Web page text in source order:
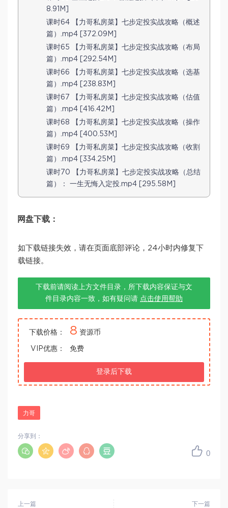
8.91M]
课时64 【力哥私房菜】七步定投实战攻略（概述
篇）.mp4 [372.09M]
课时65 【力哥私房菜】七步定投实战攻略（布局
篇）.mp4 [292.54M]
课时66 【力哥私房菜】七步定投实战攻略（选基
篇）.mp4 [238.83M]
课时67 【力哥私房菜】七步定投实战攻略（估值
篇）.mp4 [416.42M]
课时68 【力哥私房菜】七步定投实战攻略（操作
篇）.mp4 [400.53M]
课时69 【力哥私房菜】七步定投实战攻略（收割
篇）.mp4 [334.25M]
课时70 【力哥私房菜】七步定投实战攻略（总结
篇）： 一生无悔入定投.mp4 [295.58M]
网盘下载：
如下载链接失效，请在页面底部评论，24小时内修复下
载链接。
下载前请阅读上方文件目录，所下载内容保证与文
件目录内容一致，如有疑问请 点击使用帮助
下载价格： 8 资源币
VIP优惠： 免费
登录后下载
力哥
0
分享到：
上一篇 下一篇